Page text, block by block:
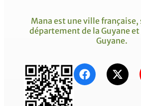
Mana est une ville française,
département de la Guyane
Guyane.